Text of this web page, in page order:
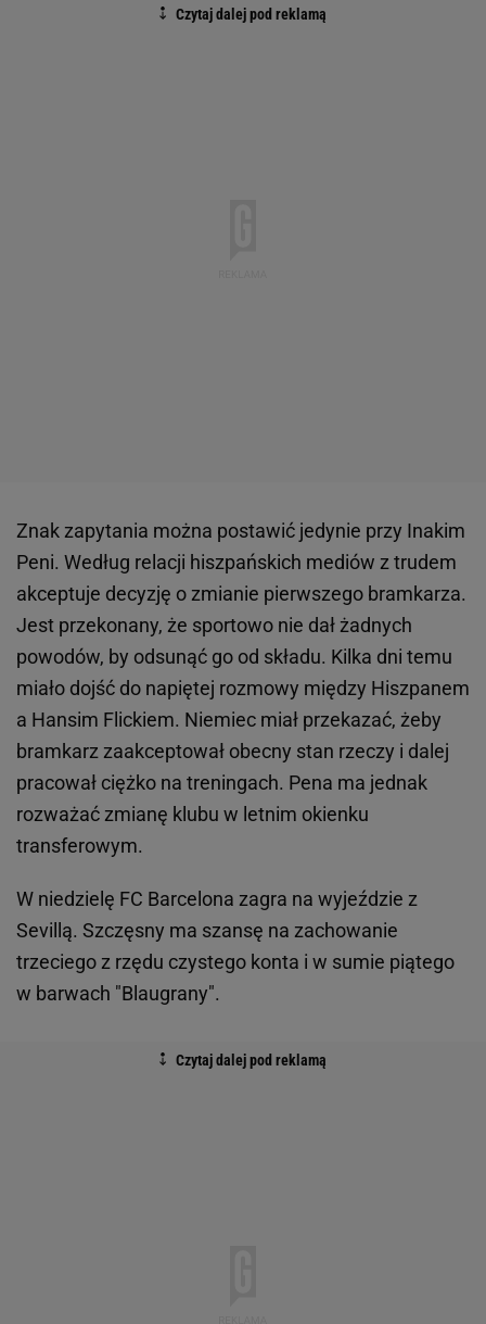
Znak zapytania można postawić jedynie przy Inakim
Peni. Według relacji hiszpańskich mediów z trudem
akceptuje decyzję o zmianie pierwszego bramkarza.
Jest przekonany, że sportowo nie dał żadnych
powodów, by odsunąć go od składu. Kilka dni temu
miało dojść do napiętej rozmowy między Hiszpanem
a Hansim Flickiem. Niemiec miał przekazać, żeby
bramkarz zaakceptował obecny stan rzeczy i dalej
pracował ciężko na treningach. Pena ma jednak
rozważać zmianę klubu w letnim okienku
transferowym.
W niedzielę FC Barcelona zagra na wyjeździe z
Sevillą. Szczęsny ma szansę na zachowanie
trzeciego z rzędu czystego konta i w sumie piątego
w barwach "Blaugrany".